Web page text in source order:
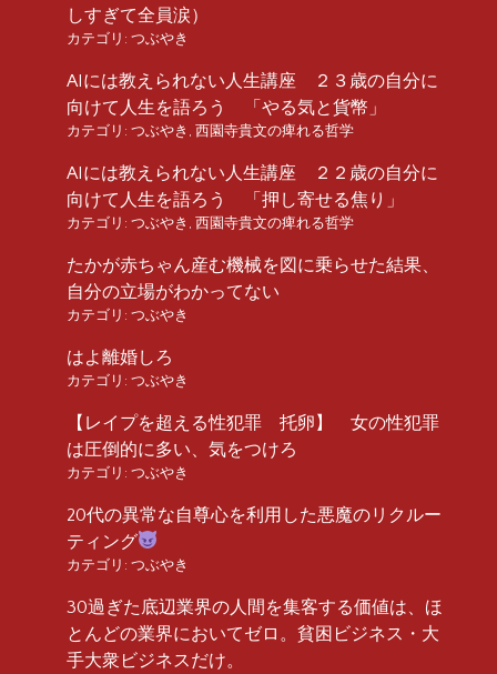
しすぎて全員涙）
カテゴリ: つぶやき
AIには教えられない人生講座 ２３歳の自分に
向けて人生を語ろう 「やる気と貨幣」
カテゴリ: つぶやき 西園寺貴文の痺れる哲学
AIには教えられない人生講座 ２２歳の自分に
向けて人生を語ろう 「押し寄せる焦り」
カテゴリ: つぶやき 西園寺貴文の痺れる哲学
たかが赤ちゃん産む機械を図に乗らせた結果、
自分の立場がわかってない
カテゴリ: つぶやき
はよ離婚しろ
カテゴリ: つぶやき
【レイプを超える性犯罪 托卵】 女の性犯罪
は圧倒的に多い、気をつけろ
カテゴリ: つぶやき
20代の異常な自尊心を利用した悪魔のリクルー
ティング
カテゴリ: つぶやき
30過ぎた底辺業界の人間を集客する価値は、ほ
とんどの業界においてゼロ。貧困ビジネス・大
手大衆ビジネスだけ。